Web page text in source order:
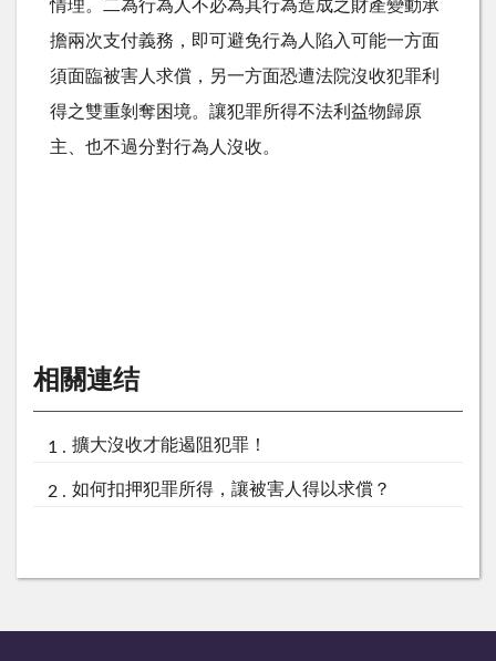
情理。二為行為人不必為其行為造成之財產變動承
擔兩次支付義務，即可避免行為人陷入可能一方面
須面臨被害人求償，另一方面恐遭法院沒收犯罪利
得之雙重剝奪困境。讓犯罪所得不法利益物歸原
主、也不過分對行為人沒收。
相關連结
擴大沒收才能遏阻犯罪！
如何扣押犯罪所得，讓被害人得以求償？